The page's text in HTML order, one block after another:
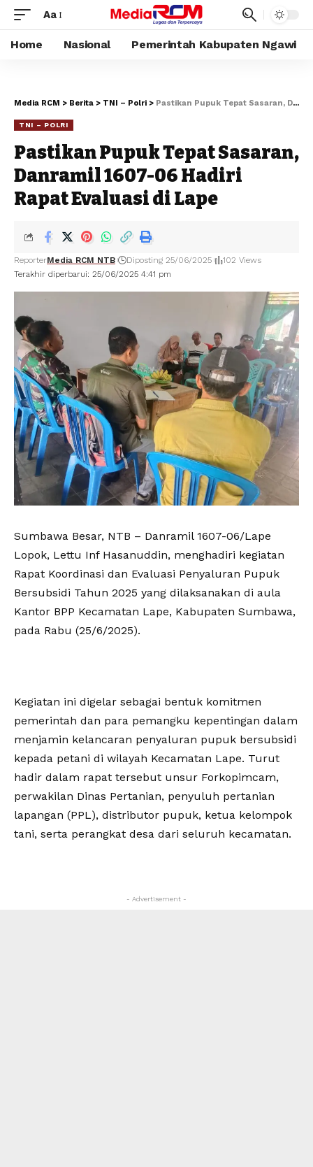
Aa
Home Nasional Pemerintah Kabupaten Ngawi
Media RCM > Berita > TNI – Polri > Pastikan Pupuk Tepat Sasaran, Danramil 1607-06 Hadiri Rapat Evaluasi di Lape
TNI – POLRI
Pastikan Pupuk Tepat Sasaran,
Danramil 1607-06 Hadiri
Rapat Evaluasi di Lape
Terakhir diperbarui: 25/06/2025 4:41 pm
ReporterMedia RCM NTB Diposting 25/06/2025 102 Views
Sumbawa Besar, NTB – Danramil 1607-06/Lape
Lopok, Lettu Inf Hasanuddin, menghadiri kegiatan
Rapat Koordinasi dan Evaluasi Penyaluran Pupuk
Bersubsidi Tahun 2025 yang dilaksanakan di aula
Kantor BPP Kecamatan Lape, Kabupaten Sumbawa,
pada Rabu (25/6/2025).
Kegiatan ini digelar sebagai bentuk komitmen
pemerintah dan para pemangku kepentingan dalam
menjamin kelancaran penyaluran pupuk bersubsidi
kepada petani di wilayah Kecamatan Lape. Turut
hadir dalam rapat tersebut unsur Forkopimcam,
perwakilan Dinas Pertanian, penyuluh pertanian
lapangan (PPL), distributor pupuk, ketua kelompok
tani, serta perangkat desa dari seluruh kecamatan.
- Advertisement -